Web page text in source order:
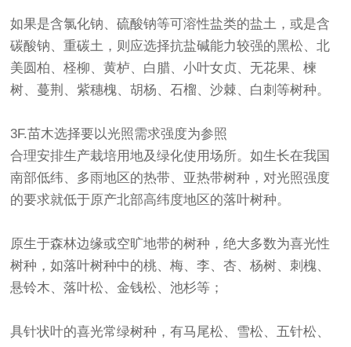
如果是含氯化钠、硫酸钠等可溶性盐类的盐土，或是含
碳酸钠、重碳土，则应选择抗盐碱能力较强的黑松、北
美圆柏、柽柳、黄栌、白腊、小叶女贞、无花果、楝
树、蔓荆、紫穗槐、胡杨、石榴、沙棘、白刺等树种。
3F.苗木选择要以光照需求强度为参照
合理安排生产栽培用地及绿化使用场所。如生长在我国
南部低纬、多雨地区的热带、亚热带树种，对光照强度
的要求就低于原产北部高纬度地区的落叶树种。
原生于森林边缘或空旷地带的树种，绝大多数为喜光性
树种，如落叶树种中的桃、梅、李、杏、杨树、刺槐、
悬铃木、落叶松、金钱松、池杉等；
具针状叶的喜光常绿树种，有马尾松、雪松、五针松、